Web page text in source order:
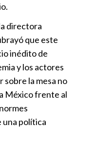
directora
que este
inédito de
y los actores
sobre la mesa no
México frente al
política